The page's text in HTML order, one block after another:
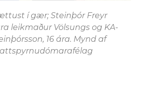
í gær; Steinþór Freyr
leikmaður Völsungs og KA-
16 ára. Mynd af